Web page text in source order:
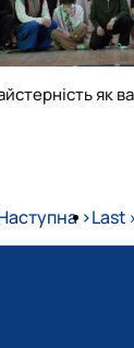
як
сторінка
›Last